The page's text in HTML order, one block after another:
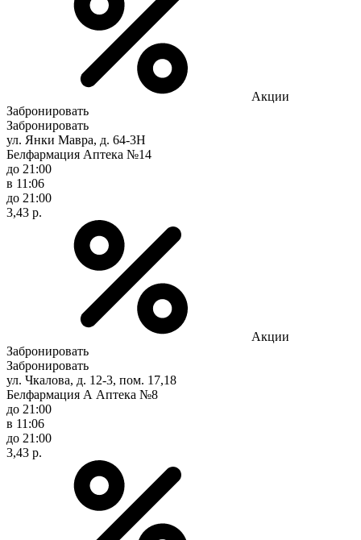
Акции
Забронировать
Забронировать
ул. Янки Мавра, д. 64-3Н
Белфармация Аптека №14
до 21:00
в 11:06
до 21:00
3,43 р.
Акции
Забронировать
Забронировать
ул. Чкалова, д. 12-3, пом. 17,18
Белфармация А Аптека №8
до 21:00
в 11:06
до 21:00
3,43 р.